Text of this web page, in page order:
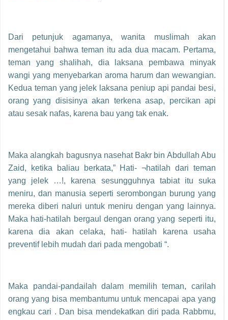
Dari petunjuk agamanya, wanita muslimah akan
mengetahui bahwa teman itu ada dua macam. Pertama,
teman yang shalihah, dia laksana pembawa minyak
wangi yang menyebarkan aroma harum dan wewangian.
Kedua teman yang jelek laksana peniup api pandai besi,
orang yang disisinya akan terkena asap, percikan api
atau sesak nafas, karena bau yang tak enak.
Maka alangkah bagusnya nasehat Bakr bin Abdullah Abu
Zaid, ketika baliau berkata,” Hati- ¬hatilah dari teman
yang jelek …!, karena sesungguhnya tabiat itu suka
meniru, dan manusia seperti serombongan burung yang
mereka diberi naluri untuk meniru dengan yang lainnya.
Maka hati-hatilah bergaul dengan orang yang seperti itu,
karena dia akan celaka, hati- hatilah karena usaha
preventif lebih mudah dari pada mengobati “.
Maka pandai-pandailah dalam memilih teman, carilah
orang yang bisa membantumu untuk mencapai apa yang
engkau cari . Dan bisa mendekatkan diri pada Rabbmu,